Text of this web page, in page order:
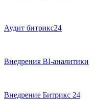
Аудит битрикс24
Внедрения BI-аналитики
Внедрение Битрикс 24